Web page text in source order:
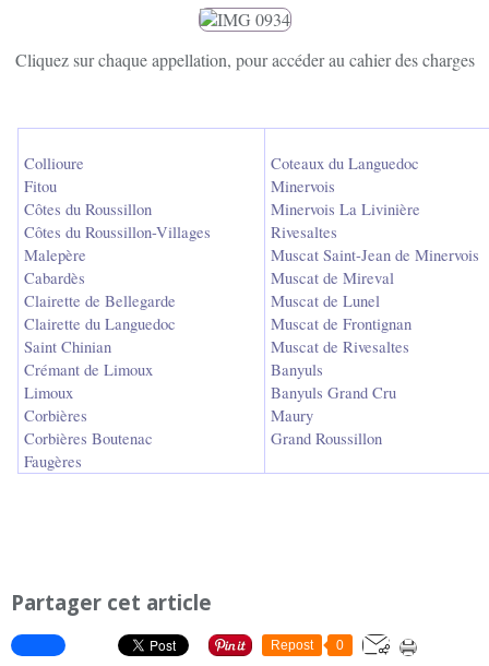
Cliquez sur chaque appellation, pour accéder au cahier des charges
Collioure
Fitou
Côtes du Roussillon
Côtes du Roussillon-Villages
Malepère
Cabardès
Clairette de Bellegarde
Clairette du Languedoc
Saint Chinian
Crémant de Limoux
Limoux
Corbières
Corbières Boutenac
Faugères
Coteaux du Languedoc
Minervois
Minervois La Livinière
Rivesaltes
Muscat Saint-Jean de Minervois
Muscat de Mireval
Muscat de Lunel
Muscat de Frontignan
Muscat de Rivesaltes
Banyuls
Banyuls Grand Cru
Maury
Grand Roussillon
Partager cet article
Repost 0